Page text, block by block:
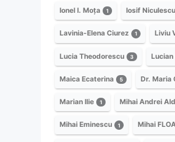
Ionel I. Moța 1 Iosif Niculescu
Lavinia-Elena Ciurez 1 Liviu
Lucia Theodorescu 3 Lucian
Maica Ecaterina 5 Dr. Maria
Marian Ilie 1 Mihai Andrei
Mihai Eminescu 1 Mihai